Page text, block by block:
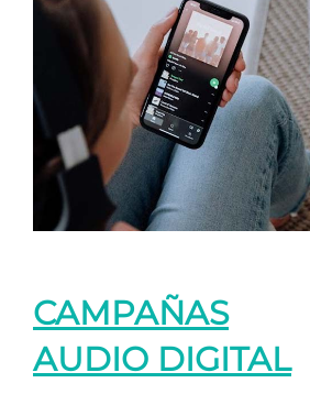
CAMPAÑAS
AUDIO DIGITAL